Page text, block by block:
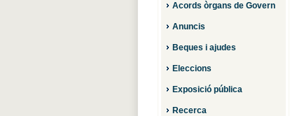
Acords òrgans de Govern
Anuncis
Beques i ajudes
Eleccions
Exposició pública
Recerca